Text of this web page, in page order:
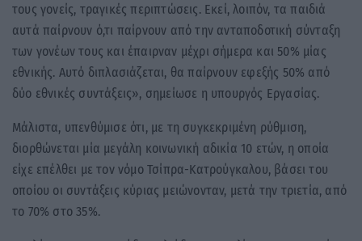
τους γονείς, τραγικές περιπτώσεις. Εκεί, λοιπόν, τα παιδιά
αυτά παίρνουν ό,τι παίρνουν από την ανταποδοτική σύνταξη
των γονέων τους και έπαιρναν μέχρι σήμερα και 50% μίας
εθνικής. Αυτό διπλασιάζεται, θα παίρνουν εφεξής 50% από
δύο εθνικές συντάξεις», σημείωσε η υπουργός Εργασίας.
Μάλιστα, υπενθύμισε ότι, με τη συγκεκριμένη ρύθμιση,
διορθώνεται μία μεγάλη κοινωνική αδικία 10 ετών, η οποία
είχε επέλθει με τον νόμο Τσίπρα-Κατρούγκαλου, βάσει του
οποίου οι συντάξεις κύριας μειώνονταν, μετά την τριετία, από
το 70% στο 35%.